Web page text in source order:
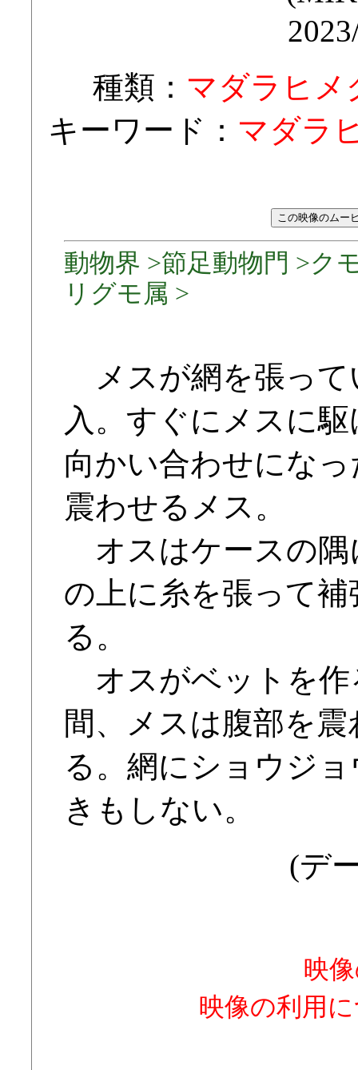
種類： マダラヒメ
キーワード： マダラ
動物界 >節足動物門 >ク
リグモ属 >
メスが網を張って
入。すぐにメスに
向かい合わせにな
震わせるメス。
オスはケースの隅
の上に糸を張って
る。
オスがベットを作
間、メスは腹部を
る。網にショウジ
きもしない。
(デ
映
映像の利用